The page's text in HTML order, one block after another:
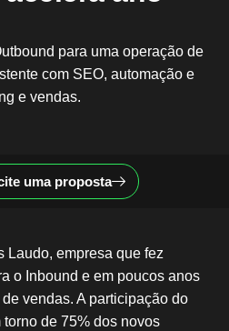
para uma operação de
com SEO, automação e
e vendas.
uma proposta
Laudo, empresa que fez
o Inbound e em poucos anos
vendas. A participação do
torno de 75% dos novos